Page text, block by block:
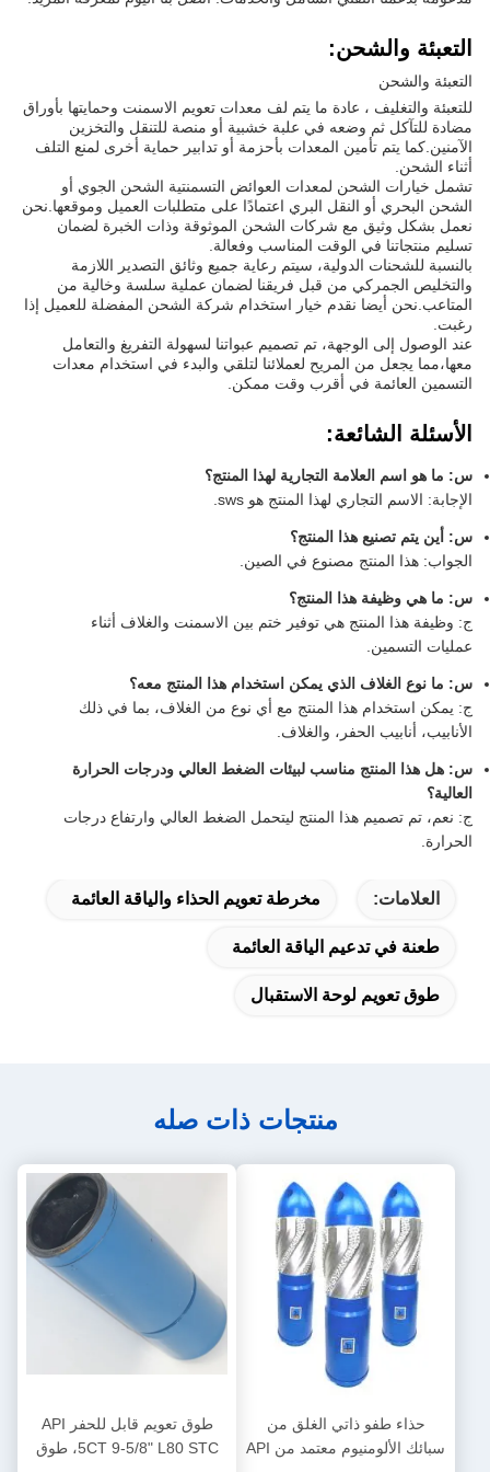
التعبئة والشحن:
التعبئة والشحن
للتعبئة والتغليف ، عادة ما يتم لف معدات تعويم الاسمنت وحمايتها بأوراق
مضادة للتآكل ثم وضعه في علبة خشبية أو منصة للتنقل والتخزين
الآمنين.كما يتم تأمين المعدات بأحزمة أو تدابير حماية أخرى لمنع التلف
أثناء الشحن.
تشمل خيارات الشحن لمعدات العوائض التسمنتية الشحن الجوي أو
الشحن البحري أو النقل البري اعتمادًا على متطلبات العميل وموقعها.نحن
نعمل بشكل وثيق مع شركات الشحن الموثوقة وذات الخبرة لضمان
تسليم منتجاتنا في الوقت المناسب وفعالة.
بالنسبة للشحنات الدولية، سيتم رعاية جميع وثائق التصدير اللازمة
والتخليص الجمركي من قبل فريقنا لضمان عملية سلسة وخالية من
المتاعب.نحن أيضا نقدم خيار استخدام شركة الشحن المفضلة للعميل إذا
رغبت.
عند الوصول إلى الوجهة، تم تصميم عبواتنا لسهولة التفريغ والتعامل
معها،مما يجعل من المريح لعملائنا لتلقي والبدء في استخدام معدات
التسمين العائمة في أقرب وقت ممكن.
الأسئلة الشائعة:
س: ما هو اسم العلامة التجارية لهذا المنتج؟
الإجابة: الاسم التجاري لهذا المنتج هو sws.
س: أين يتم تصنيع هذا المنتج؟
الجواب: هذا المنتج مصنوع في الصين.
س: ما هي وظيفة هذا المنتج؟
ج: وظيفة هذا المنتج هي توفير ختم بين الاسمنت والغلاف أثناء
عمليات التسمين.
س: ما نوع الغلاف الذي يمكن استخدام هذا المنتج معه؟
ج: يمكن استخدام هذا المنتج مع أي نوع من الغلاف، بما في ذلك
الأنابيب، أنابيب الحفر، والغلاف.
س: هل هذا المنتج مناسب لبيئات الضغط العالي ودرجات الحرارة
العالية؟
ج: نعم، تم تصميم هذا المنتج ليتحمل الضغط العالي وارتفاع درجات
الحرارة.
العلامات: مخرطة تعويم الحذاء والياقة العائمة
طعنة في تدعيم الياقة العائمة
طوق تعويم لوحة الاستقبال
منتجات ذات صله
حذاء طفو ذاتي الغلق من
سبائك الألومنيوم معتمد من API
طوق تعويم قابل للحفر API
5CT 9-5/8" L80 STC، طوق